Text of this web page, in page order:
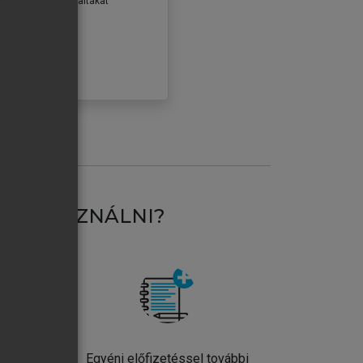
HASZNÁLNI?
Egyéni előfizetéssel további